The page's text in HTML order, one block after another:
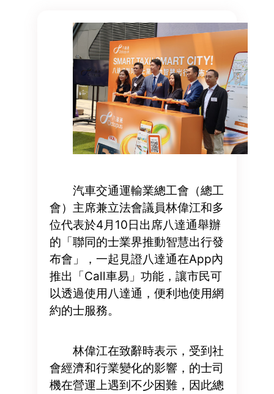
汽車交通運輸業總工會（總工
會）主席兼立法會議員林偉江和多
位代表於4月10日出席八達通舉辦
的「聯同的士業界推動智慧出行發
布會」，一起見證八達通在App內
推出「Call車易」功能，讓市民可
以透過使用八達通，便利地使用網
約的士服務。
林偉江在致辭時表示，受到社
會經濟和行業變化的影響，的士司
機在營運上遇到不少困難，因此總